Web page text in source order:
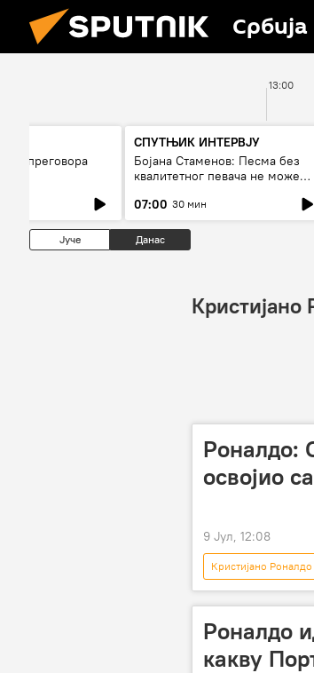
Србија
13:00
преговора
СПУТЊИК ИНТЕРВЈУ
Бојана Стаменов: Песма без
квалитетног певача не може
07:00 30 мин
Јуче Данас
Кристијано
Роналдо:
освојио
9 Јул, 12:08
Кристијано Роналдо
Роналдо
какву